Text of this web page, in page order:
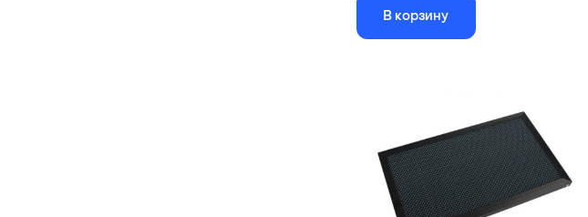
размер ячеистого поля - 956х756
Длина
оцинкованное железо
В корзину